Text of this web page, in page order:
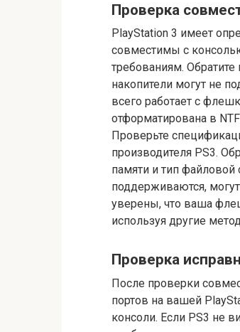
Проверка
PlayStation 3 имеет
совместимы с
требованиям.
накопители могут не
всего работает с
отформатирована в
Проверьте
производителя PS3.
памяти и тип
поддерживаются,
уверены, что ваша
используя другие
Проверка
После проверки
портов на вашей
консоли. Если PS3 не